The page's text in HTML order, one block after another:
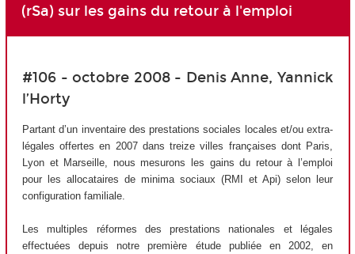
(rSa) sur les gains du retour à l'emploi
#106 - octobre 2008 - Denis Anne, Yannick
l’Horty
Partant d’un inventaire des prestations sociales locales et/ou extra-
légales offertes en 2007 dans treize villes françaises dont Paris,
Lyon et Marseille, nous mesurons les gains du retour à l’emploi
pour les allocataires de minima sociaux (RMI et Api) selon leur
configuration familiale.
Les multiples réformes des prestations nationales et légales
effectuées depuis notre première étude publiée en 2002, en